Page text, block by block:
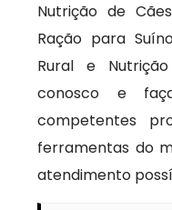
Nutrição de
Ração para
Rural e
conosco e
competentes
ferramentas do
atendimento